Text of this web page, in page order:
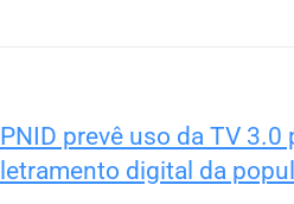
PNID prevê uso da TV 3.0
letramento digital da